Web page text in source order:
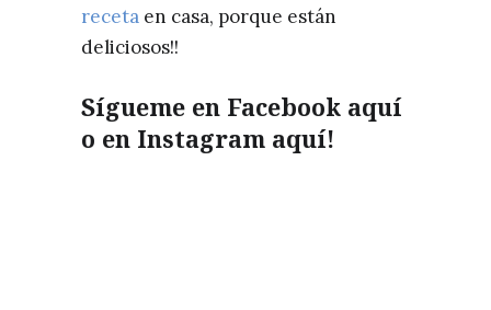
receta en casa, porque están
deliciosos!!
Sígueme en Facebook aquí
o en Instagram aquí!